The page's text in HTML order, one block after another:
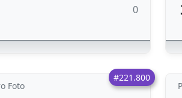
0
#221.800
Foto